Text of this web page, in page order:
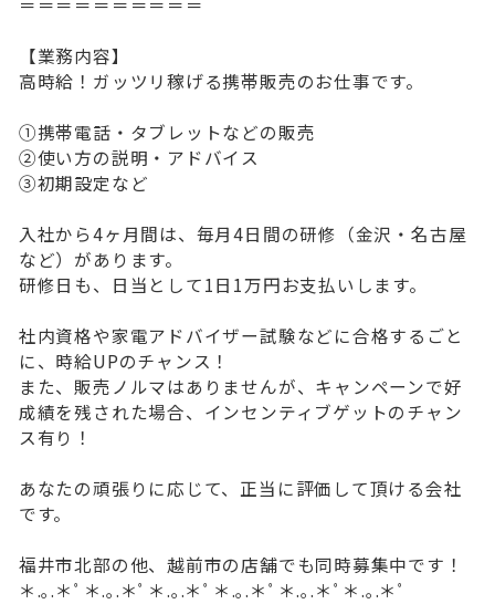
＝＝＝＝＝＝＝＝＝＝
【業務内容】
高時給！ガッツリ稼げる携帯販売のお仕事です。
①携帯電話・タブレットなどの販売
②使い方の説明・アドバイス
③初期設定など
入社から4ヶ月間は、毎月4日間の研修（金沢・名古屋
など）があります。
研修日も、日当として1日1万円お支払いします。
社内資格や家電アドバイザー試験などに合格するごと
に、時給UPのチャンス！
また、販売ノルマはありませんが、キャンペーンで好
成績を残された場合、インセンティブゲットのチャン
ス有り！
あなたの頑張りに応じて、正当に評価して頂ける会社
です。
福井市北部の他、越前市の店舗でも同時募集中です！
＊.｡.＊ﾟ＊.｡.＊ﾟ＊.｡.＊ﾟ＊.｡.＊ﾟ＊.｡.＊ﾟ＊.｡.＊ﾟ